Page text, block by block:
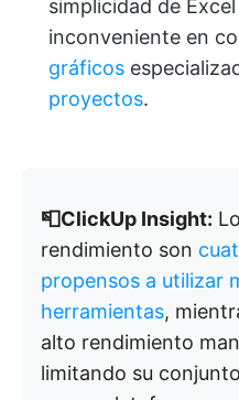
simplicidad de
inconveniente en
gráficos
proyectos.
📮ClickUp Insight:
rendimiento son
propensos a utilizar
herramientas,
alto rendimiento
limitando su